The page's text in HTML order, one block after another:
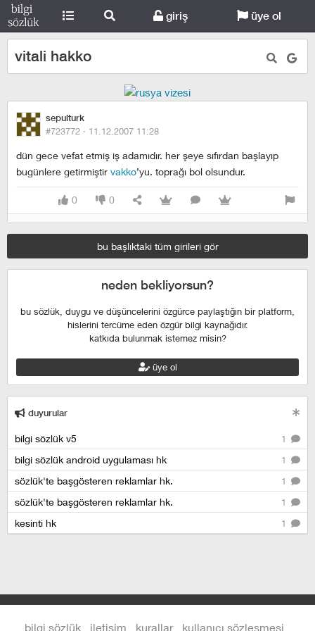
giriş üye ol
vitali hakko
sepulturk
#723772 · 11.12.2007 11:28
dün gece vefat etmiş iş adamıdır. her şeye sıfırdan başlayıp
bugünlere getirmiştir vakko’yu. toprağı bol olsundur.
0 0
bu başlıktaki tüm girileri gör
neden bekliyorsun?
bu sözlük, duygu ve düşüncelerini özgürce paylaştığın bir platform,
hislerini tercüme eden özgür bilgi kaynağıdır.
katkıda bulunmak istemez misin?
üye ol
duyurular
1
bilgi sözlük v5
1
bilgi sözlük android uygulaması hk
1
sözlük'te başgösteren reklamlar hk.
1
sözlük'te başgösteren reklamlar hk.
1
kesinti hk
bilgi sözlük iletişim kurallar kullanıcı sözleşmesi